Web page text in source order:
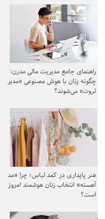
راهنمای جامع مدیریت مالی مدرن:
چگونه زنان با هوش مصنوعی «مدیر
ثروت» می‌شوند؟
هنر پایداری در کمد لباس؛ چرا «مد
آهسته» انتخاب زنان هوشمند امروز
است؟